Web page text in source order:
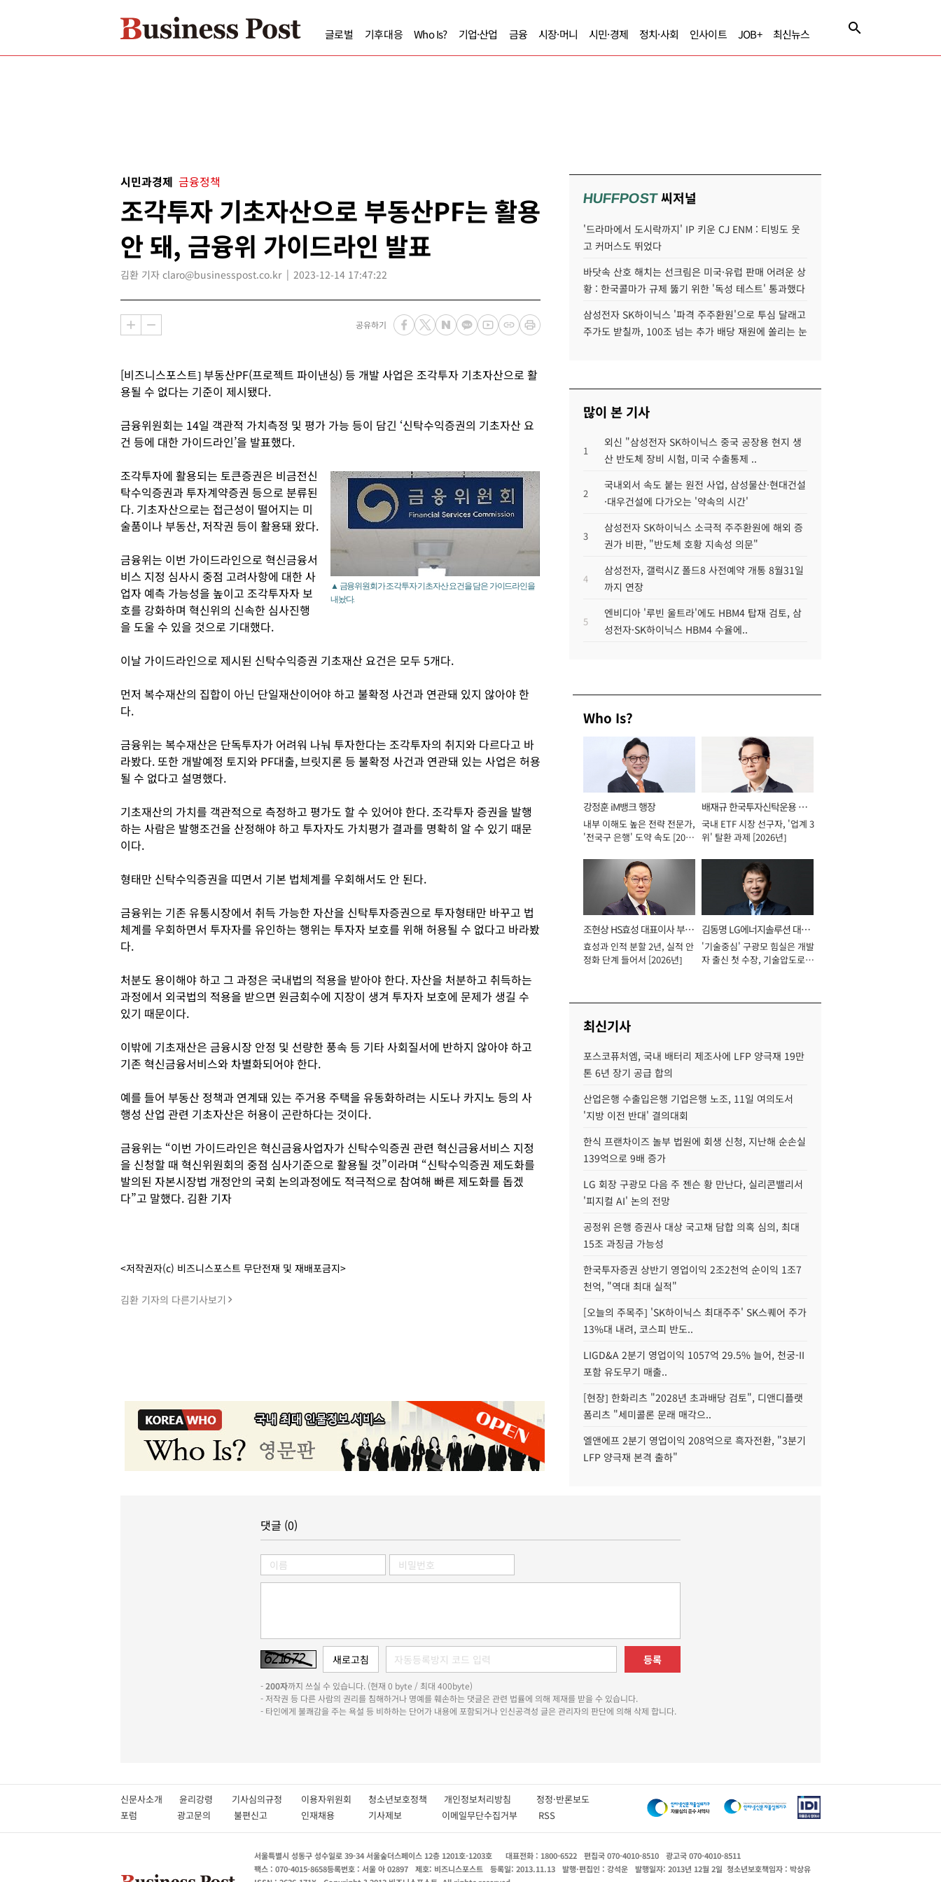
글로벌 기후대응 Who Is? 기업·산업 금융 시장·머니 시민·경제 정치·사회 인사이트 JOB+ 최신뉴스
시민과경제 금융정책
조각투자 기초자산으로 부동산PF는 활용
안 돼, 금융위 가이드라인 발표
김환 기자 claro@businesspost.co.kr 2023-12-14 17:47:22
공유하기
[비즈니스포스트] 부동산PF(프로젝트 파이낸싱) 등 개발 사업은 조각투자 기초자산으로 활
용될 수 없다는 기준이 제시됐다.
금융위원회는 14일 객관적 가치측정 및 평가 가능 등이 담긴 ‘신탁수익증권의 기초자산 요
건 등에 대한 가이드라인’을 발표했다.
▲ 금융위원회가 조각투자 기초자산 요건을 담은 가이드라인을
내놨다.
조각투자에 활용되는 토큰증권은 비금전신
탁수익증권과 투자계약증권 등으로 분류된
다. 기초자산으로는 접근성이 떨어지는 미
술품이나 부동산, 저작권 등이 활용돼 왔다.
금융위는 이번 가이드라인으로 혁신금융서
비스 지정 심사시 중점 고려사항에 대한 사
업자 예측 가능성을 높이고 조각투자자 보
호를 강화하며 혁신위의 신속한 심사진행
을 도울 수 있을 것으로 기대했다.
이날 가이드라인으로 제시된 신탁수익증권 기초재산 요건은 모두 5개다.
먼저 복수재산의 집합이 아닌 단일재산이어야 하고 불확정 사건과 연관돼 있지 않아야 한
다.
금융위는 복수재산은 단독투자가 어려워 나눠 투자한다는 조각투자의 취지와 다르다고 바
라봤다. 또한 개발예정 토지와 PF대출, 브릿지론 등 불확정 사건과 연관돼 있는 사업은 허용
될 수 없다고 설명했다.
기초재산의 가치를 객관적으로 측정하고 평가도 할 수 있어야 한다. 조각투자 증권을 발행
하는 사람은 발행조건을 산정해야 하고 투자자도 가치평가 결과를 명확히 알 수 있기 때문
이다.
형태만 신탁수익증권을 띠면서 기본 법체계를 우회해서도 안 된다.
금융위는 기존 유통시장에서 취득 가능한 자산을 신탁투자증권으로 투자형태만 바꾸고 법
체계를 우회하면서 투자자를 유인하는 행위는 투자자 보호를 위해 허용될 수 없다고 바라봤
다.
처분도 용이해야 하고 그 과정은 국내법의 적용을 받아야 한다. 자산을 처분하고 취득하는
과정에서 외국법의 적용을 받으면 원금회수에 지장이 생겨 투자자 보호에 문제가 생길 수
있기 때문이다.
이밖에 기초재산은 금융시장 안정 및 선량한 풍속 등 기타 사회질서에 반하지 않아야 하고
기존 혁신금융서비스와 차별화되어야 한다.
예를 들어 부동산 정책과 연계돼 있는 주거용 주택을 유동화하려는 시도나 카지노 등의 사
행성 산업 관련 기초자산은 허용이 곤란하다는 것이다.
금융위는 “이번 가이드라인은 혁신금융사업자가 신탁수익증권 관련 혁신금융서비스 지정
을 신청할 때 혁신위원회의 중점 심사기준으로 활용될 것”이라며 “신탁수익증권 제도화를
발의된 자본시장법 개정안의 국회 논의과정에도 적극적으로 참여해 빠른 제도화를 돕겠
다”고 말했다. 김환 기자
<저작권자(c) 비즈니스포스트 무단전재 및 재배포금지>
김환 기자의 다른기사보기
HUFFPOST씨저널
'드라마에서 도시락까지' IP 키운 CJ ENM : 티빙도 웃
고 커머스도 뛰었다
바닷속 산호 해치는 선크림은 미국·유럽 판매 어려운 상
황 : 한국콜마가 규제 뚫기 위한 '독성 테스트' 통과했다
삼성전자 SK하이닉스 '파격 주주환원'으로 투심 달래고
주가도 받칠까, 100조 넘는 추가 배당 재원에 쏠리는 눈
많이 본 기사
1
외신 "삼성전자 SK하이닉스 중국 공장용 현지 생
산 반도체 장비 시험, 미국 수출통제 ..
2
국내외서 속도 붙는 원전 사업, 삼성물산·현대건설
·대우건설에 다가오는 '약속의 시간'
3
삼성전자 SK하이닉스 소극적 주주환원에 해외 증
권가 비판, "반도체 호황 지속성 의문"
4
삼성전자, 갤럭시Z 폴드8 사전예약 개통 8월31일
까지 연장
5
엔비디아 '루빈 울트라'에도 HBM4 탑재 검토, 삼
성전자·SK하이닉스 HBM4 수율에..
Who Is?
강정훈 iM뱅크 행장
내부 이해도 높은 전략 전문가,
'전국구 은행' 도약 속도 [2026
배재규 한국투자신탁운용 대
표이사 사장
국내 ETF 시장 선구자, '업계 3
위' 탈환 과제 [2026년]
조현상 HS효성 대표이사 부회
장
효성과 인적 분할 2년, 실적 안
정화 단계 들어서 [2026년]
김동명 LG에너지솔루션 대표
이사 사장
'기술중심' 구광모 힘실은 개발
자 출신 첫 수장, 기술압도로
최신기사
포스코퓨처엠, 국내 배터리 제조사에 LFP 양극재 19만
톤 6년 장기 공급 합의
산업은행 수출입은행 기업은행 노조, 11일 여의도서
'지방 이전 반대' 결의대회
한식 프랜차이즈 놀부 법원에 회생 신청, 지난해 순손실
139억으로 9배 증가
LG 회장 구광모 다음 주 젠슨 황 만난다, 실리콘밸리서
'피지컬 AI' 논의 전망
공정위 은행 증권사 대상 국고채 담합 의혹 심의, 최대
15조 과징금 가능성
한국투자증권 상반기 영업이익 2조2천억 순이익 1조7
천억, "역대 최대 실적"
[오늘의 주목주] 'SK하이닉스 최대주주' SK스퀘어 주가
13%대 내려, 코스피 반도..
LIGD&A 2분기 영업이익 1057억 29.5% 늘어, 천궁-II
포함 유도무기 매출..
[현장] 한화리츠 "2028년 초과배당 검토", 디앤디플랫
폼리츠 "세미콜론 문래 매각으..
엘앤에프 2분기 영업이익 208억으로 흑자전환, "3분기
LFP 양극재 본격 출하"
댓글 (0)
등록
-200자까지 쓰실 수 있습니다. (현재 0 byte / 최대 400byte)
- 저작권 등 다른 사람의 권리를 침해하거나 명예를 훼손하는 댓글은 관련 법률에 의해 제재를 받을 수 있습니다.
- 타인에게 불쾌감을 주는 욕설 등 비하하는 단어가 내용에 포함되거나 인신공격성 글은 관리자의 판단에 의해 삭제 합니다.
신문사소개 윤리강령 기사심의규정 이용자위원회 청소년보호정책 개인정보처리방침 정정·반론보도
포럼
광고문의 불편신고 인재채용 기사제보 이메일무단수집거부 RSS
서울특별시 성동구 성수일로 39-34 서울숲더스페이스 12층 1201호-1203호 대표전화 : 1800-6522 편집국 070-4010-8510
광고국 070-4010-8511
팩스 : 070-4015-8658등록번호 : 서울 아 02897 제호: 비즈니스포스트 등록일: 2013.11.13 발행·편집인 : 강석운 발행일자: 2013년 12월 2일 청소년보호책임자 : 박상유